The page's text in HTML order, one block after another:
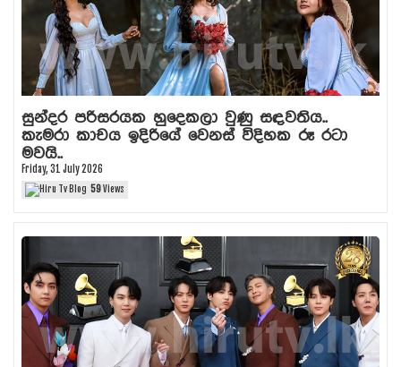
සුන්දර පරිසරයක හුදෙකලා වුණු සඳවතිය..
කැමරා කාචය ඉදිරියේ වෙනස් විදිහක රූ රටා
මවයි..
Friday, 31 July 2026
59Views